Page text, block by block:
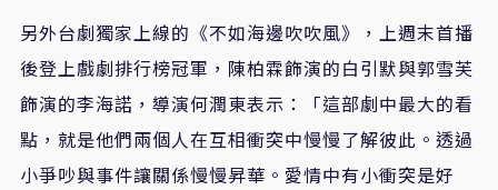
另外台劇獨家上線的《不如海邊吹吹風》，上週末首播
後登上戲劇排行榜冠軍，陳柏霖飾演的白引默與郭雪芙
飾演的李海諾，導演何潤東表示：「這部劇中最大的看
點，就是他們兩個人在互相衝突中慢慢了解彼此。透過
小爭吵與事件讓關係慢慢昇華。愛情中有小衝突是好